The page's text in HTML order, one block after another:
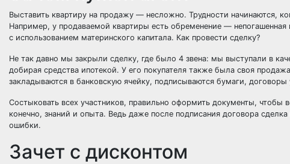
Выставить квартиру на продажу — несложно. Трудности начинаются,
Например, у продаваемой квартиры есть обременение —
с использованием материнского капитала. Как провести сделку?
Не так давно мы закрыли сделку, где было 4 звена: мы выступали в
добирая средства ипотекой. У его покупателя также была своя
закладываются в банковскую ячейку, подписываются бумаги, договоры
Состыковать всех участников, правильно оформить документы,
конечно, знаний и опыта. Ведь даже после подписания договора
ошибки.
Зачет с дисконтом